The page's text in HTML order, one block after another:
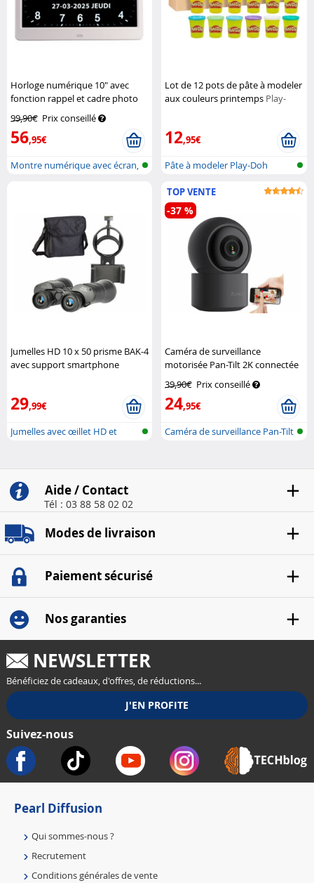
Horloge numérique 10" avec
fonction rappel et cadre photo
99,90€ Prix conseillé
56,95€
Montre numérique avec écran,
Lot de 12 pots de pâte à modeler
aux couleurs printemps Play-
12,95€
Pâte à modeler Play-Doh
Jumelles HD 10 x 50 prisme BAK-4
avec support smartphone
29,99€
Jumelles avec œillet HD et
TOP VENTE
Caméra de surveillance
motorisée Pan-Tilt 2K connectée
39,90€ Prix conseillé
24,95€
-37 %
Caméra de surveillance Pan-Tilt
Aide / Contact
Tél : 03 88 58 02 02
Modes de livraison
Paiement sécurisé
Nos garanties
NEWSLETTER
Bénéficiez de cadeaux, d'offres, de réductions...
Suivez-nous
Pearl Diffusion
Qui sommes-nous ?
Recrutement
Conditions générales de vente